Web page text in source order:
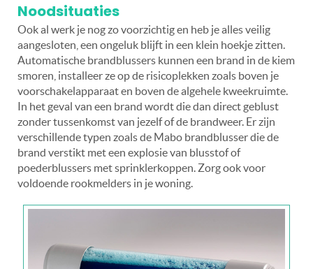
Noodsituaties
Ook al werk je nog zo voorzichtig en heb je alles veilig
aangesloten, een ongeluk blijft in een klein hoekje zitten.
Automatische brandblussers kunnen een brand in de kiem
smoren, installeer ze op de risicoplekken zoals boven je
voorschakelapparaat en boven de algehele kweekruimte.
In het geval van een brand wordt die dan direct geblust
zonder tussenkomst van jezelf of de brandweer. Er zijn
verschillende typen zoals de Mabo brandblusser die de
brand verstikt met een explosie van blusstof of
poederblussers met sprinklerkoppen. Zorg ook voor
voldoende rookmelders in je woning.